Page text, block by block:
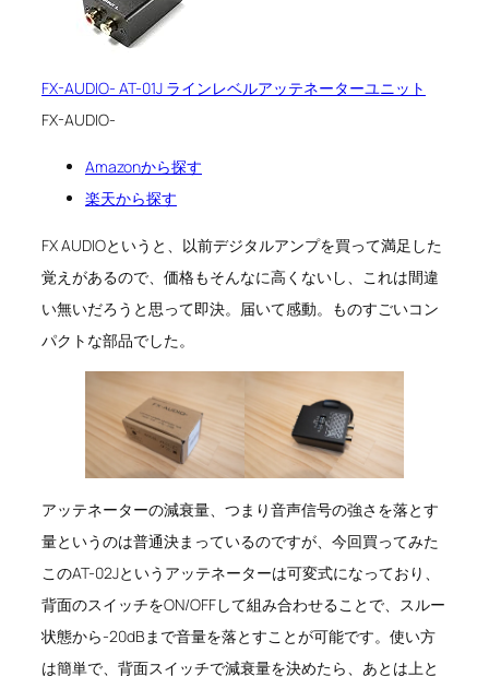
FX-AUDIO- AT-01J ラインレベルアッテネーターユニット
FX-AUDIO-
Amazonから探す
楽天から探す
FX AUDIOというと、以前デジタルアンプを買って満足した
覚えがあるので、価格もそんなに高くないし、これは間違
い無いだろうと思って即決。届いて感動。ものすごいコン
パクトな部品でした。
アッテネーターの減衰量、つまり音声信号の強さを落とす
量というのは普通決まっているのですが、今回買ってみた
このAT-02Jというアッテネーターは可変式になっており、
背面のスイッチをON/OFFして組み合わせることで、スルー
状態から-20dBまで音量を落とすことが可能です。使い方
は簡単で、背面スイッチで減衰量を決めたら、あとは上と